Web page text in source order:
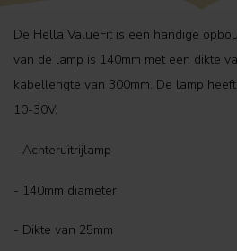
De Hella ValueFit is een handige
van de lamp is 140mm met een dikte
kabellengte van 300mm. De lamp
10-30V.
- Achteruitrijlamp
- 140mm diameter
- Dikte van 25mm